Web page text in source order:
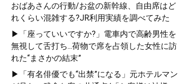
おばあさんの行動/お盆の新幹線、自由席はど
れくらい混雑する?JR利用実績を調べてみた
▶「座っていいですか?」電車内で高齢男性を
無視して舌打ち...荷物で席を占領した女性に訪
れた“まさかの結末”
▶「有名俳優でも“出禁”になる」元ホテルマン